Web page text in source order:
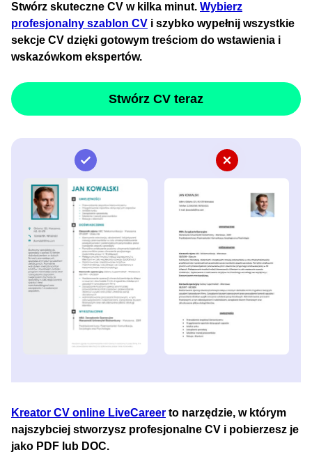
Stwórz skuteczne CV w kilka minut. Wybierz
profesjonalny szablon CV i szybko wypełnij wszystkie
sekcje CV dzięki gotowym treściom do wstawienia i
wskazówkom ekspertów.
Stwórz CV teraz
Kreator CV online LiveCareer to narzędzie, w którym
najszybciej stworzysz profesjonalne CV i pobierzesz je
jako PDF lub DOC.